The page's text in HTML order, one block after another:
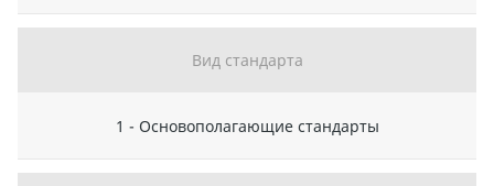
Вид стандарта
1 - Основополагающие стандарты